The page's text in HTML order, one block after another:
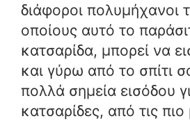
διάφοροι πολυμήχανοι
οποίους αυτό το
κατσαρίδα, μπορεί να
και γύρω από το σπίτι
πολλά σημεία εισόδου
κατσαρίδες, από τις